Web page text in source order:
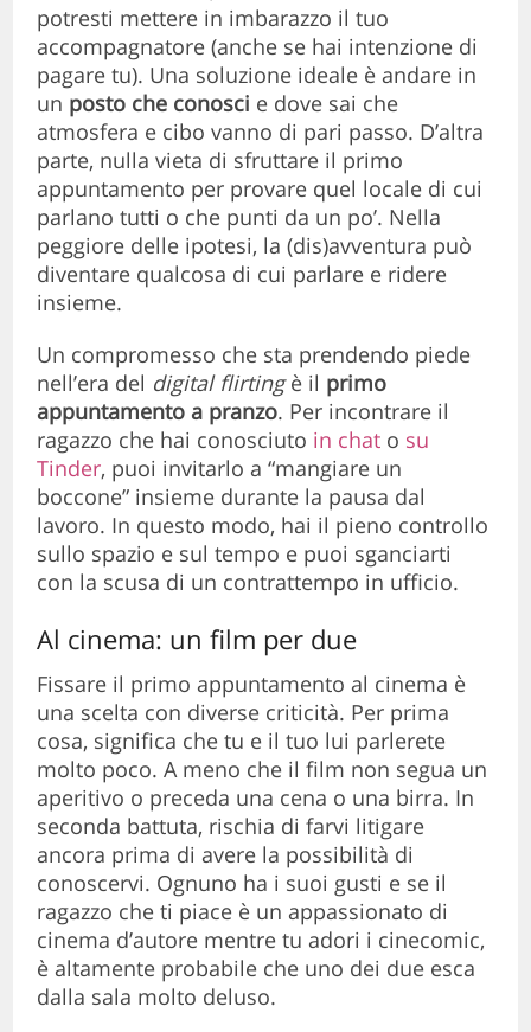
potresti mettere in imbarazzo il tuo
accompagnatore (anche se hai intenzione di
pagare tu). Una soluzione ideale è andare in
un posto che conosci e dove sai che
atmosfera e cibo vanno di pari passo. D’altra
parte, nulla vieta di sfruttare il primo
appuntamento per provare quel locale di cui
parlano tutti o che punti da un po’. Nella
peggiore delle ipotesi, la (dis)avventura può
diventare qualcosa di cui parlare e ridere
insieme.
Un compromesso che sta prendendo piede
nell’era del digital flirtingè il primo
appuntamento a pranzo. Per incontrare il
ragazzo che hai conosciuto in chat o su
Tinder, puoi invitarlo a “mangiare un
boccone” insieme durante la pausa dal
lavoro. In questo modo, hai il pieno controllo
sullo spazio e sul tempo e puoi sganciarti
con la scusa di un contrattempo in ufficio.
Al cinema: un film per due
Fissare il primo appuntamento al cinema è
una scelta con diverse criticità. Per prima
cosa, significa che tu e il tuo lui parlerete
molto poco. A meno che il film non segua un
aperitivo o preceda una cena o una birra. In
seconda battuta, rischia di farvi litigare
ancora prima di avere la possibilità di
conoscervi. Ognuno ha i suoi gusti e se il
ragazzo che ti piace è un appassionato di
cinema d’autore mentre tu adori i cinecomic,
è altamente probabile che uno dei due esca
dalla sala molto deluso.